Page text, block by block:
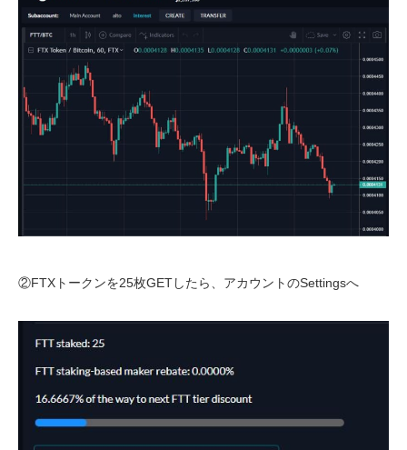
②FTXトークンを25枚GETしたら、アカウントのSettingsへ